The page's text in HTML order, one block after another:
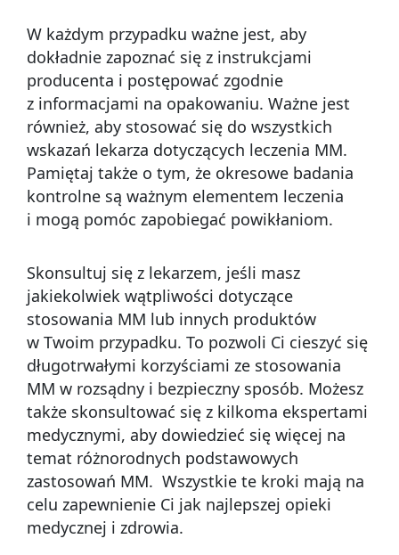
W każdym przypadku ważne jest, aby
dokładnie zapoznać się z instrukcjami
producenta i postępować zgodnie
z informacjami na opakowaniu. Ważne jest
również, aby stosować się do wszystkich
wskazań lekarza dotyczących leczenia MM.
Pamiętaj także o tym, że okresowe badania
kontrolne są ważnym elementem leczenia
i mogą pomóc zapobiegać powikłaniom.
Skonsultuj się z lekarzem, jeśli masz
jakiekolwiek wątpliwości dotyczące
stosowania MM lub innych produktów
w Twoim przypadku. To pozwoli Ci cieszyć się
długotrwałymi korzyściami ze stosowania
MM w rozsądny i bezpieczny sposób. Możesz
także skonsultować się z kilkoma ekspertami
medycznymi, aby dowiedzieć się więcej na
temat różnorodnych podstawowych
zastosowań MM. Wszystkie te kroki mają na
celu zapewnienie Ci jak najlepszej opieki
medycznej i zdrowia.